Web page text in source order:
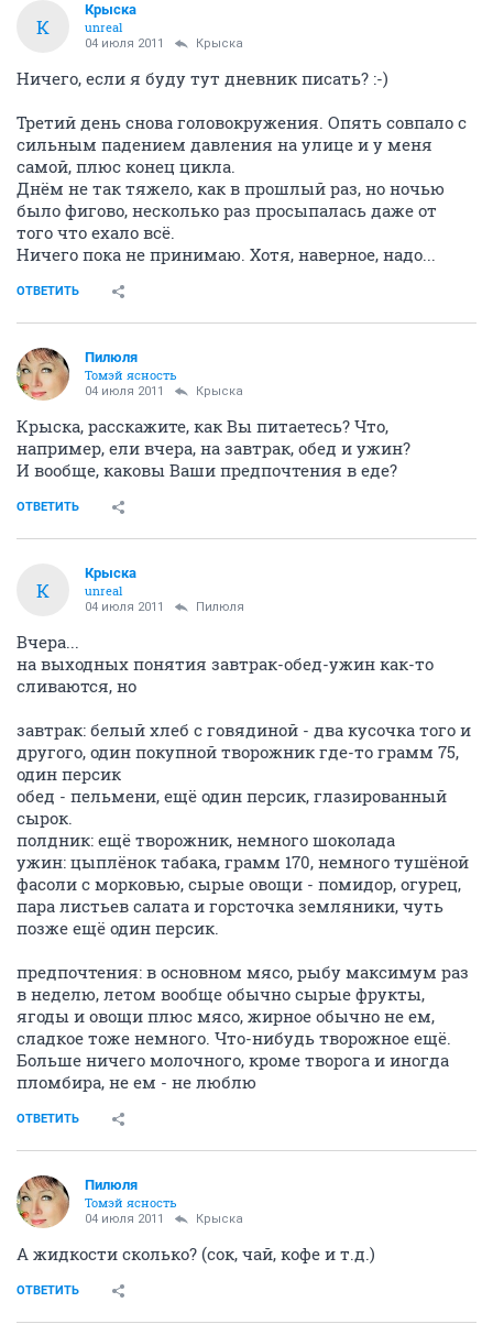
К
Крыска
unreal
04 июля 2011 Крыска
Ничего, если я буду тут дневник писать? :-)
Третий день снова головокружения. Опять совпало с
сильным падением давления на улице и у меня
самой, плюс конец цикла.
Днём не так тяжело, как в прошлый раз, но ночью
было фигово, несколько раз просыпалась даже от
того что ехало всё.
Ничего пока не принимаю. Хотя, наверное, надо...
ОТВЕТИТЬ
Пилюля
Томэй ясность
04 июля 2011 Крыска
Крыска, расскажите, как Вы питаетесь? Что,
например, ели вчера, на завтрак, обед и ужин?
И вообще, каковы Ваши предпочтения в еде?
ОТВЕТИТЬ
К
Крыска
unreal
04 июля 2011 Пилюля
Вчера...
на выходных понятия завтрак-обед-ужин как-то
сливаются, но
завтрак: белый хлеб с говядиной - два кусочка того и
другого, один покупной творожник где-то грамм 75,
один персик
обед - пельмени, ещё один персик, глазированный
сырок.
полдник: ещё творожник, немного шоколада
ужин: цыплёнок табака, грамм 170, немного тушёной
фасоли с морковью, сырые овощи - помидор, огурец,
пара листьев салата и горсточка земляники, чуть
позже ещё один персик.
предпочтения: в основном мясо, рыбу максимум раз
в неделю, летом вообще обычно сырые фрукты,
ягоды и овощи плюс мясо, жирное обычно не ем,
сладкое тоже немного. Что-нибудь творожное ещё.
Больше ничего молочного, кроме творога и иногда
пломбира, не ем - не люблю
ОТВЕТИТЬ
Пилюля
Томэй ясность
04 июля 2011 Крыска
А жидкости сколько? (сок, чай, кофе и т.д.)
ОТВЕТИТЬ